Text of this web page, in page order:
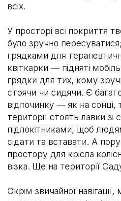
всіх.
У просторі всі покриття
було зручно
грядками для
квіткарки — підняті
грядки для тих, кому
стоячи чи сидячи. Є
відпочинку — як на сонці,
території стоять лавки зі
підлокітниками, щоб
сідати та вставати. А
простору для крісла
візка. Ще на території
Окрім звичайної